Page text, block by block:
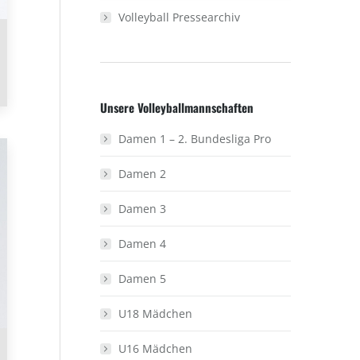
Volleyball Pressearchiv
Unsere Volleyballmannschaften
Damen 1 – 2. Bundesliga Pro
Damen 2
Damen 3
Damen 4
Damen 5
U18 Mädchen
U16 Mädchen